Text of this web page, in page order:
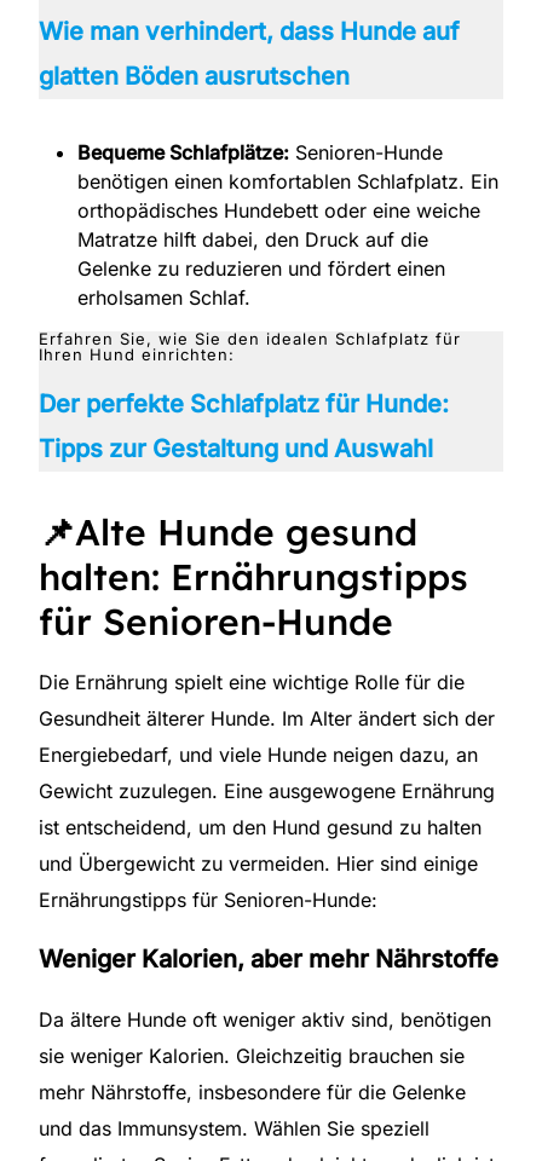
Wie man verhindert, dass Hunde auf
glatten Böden ausrutschen
Bequeme Schlafplätze: Senioren-Hunde
benötigen einen komfortablen Schlafplatz. Ein
orthopädisches Hundebett oder eine weiche
Matratze hilft dabei, den Druck auf die
Gelenke zu reduzieren und fördert einen
erholsamen Schlaf.
Erfahren Sie, wie Sie den idealen Schlafplatz für
Ihren Hund einrichten:
Der perfekte Schlafplatz für Hunde:
Tipps zur Gestaltung und Auswahl
📌Alte Hunde gesund
halten: Ernährungstipps
für Senioren-Hunde
Die Ernährung spielt eine wichtige Rolle für die
Gesundheit älterer Hunde. Im Alter ändert sich der
Energiebedarf, und viele Hunde neigen dazu, an
Gewicht zuzulegen. Eine ausgewogene Ernährung
ist entscheidend, um den Hund gesund zu halten
und Übergewicht zu vermeiden. Hier sind einige
Ernährungstipps für Senioren-Hunde:
Weniger Kalorien, aber mehr Nährstoffe
Da ältere Hunde oft weniger aktiv sind, benötigen
sie weniger Kalorien. Gleichzeitig brauchen sie
mehr Nährstoffe, insbesondere für die Gelenke
und das Immunsystem. Wählen Sie speziell